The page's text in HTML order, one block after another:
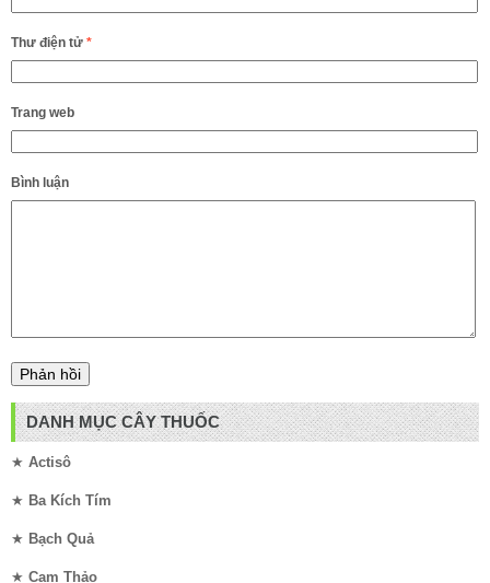
Thư điện tử *
Trang web
Bình luận
DANH MỤC CÂY THUỐC
★ Actisô
★ Ba Kích Tím
★ Bạch Quả
★ Cam Thảo